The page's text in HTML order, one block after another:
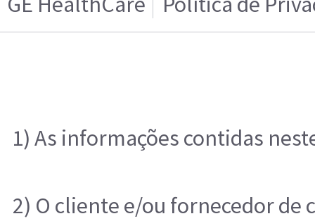
1) As informações contidas
2) O cliente e/ou fornecedor de